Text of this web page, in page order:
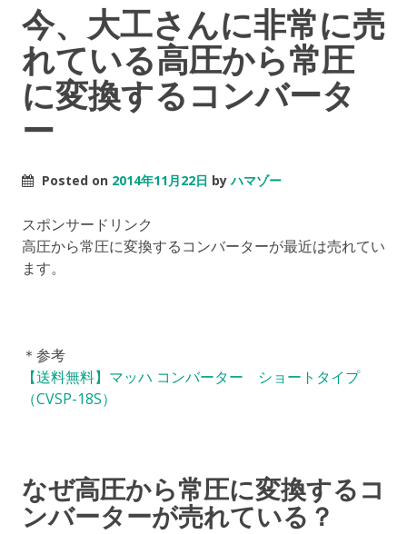
今、大工さんに非常に売
れている高圧から常圧
に変換するコンバータ
ー
Posted on 2014年11月22日 byハマゾー
スポンサードリンク
高圧から常圧に変換するコンバーターが最近は売れてい
ます。
＊参考
【送料無料】マッハ コンバーター ショートタイプ
（CVSP-18S）
なぜ高圧から常圧に変換するコ
ンバーターが売れている？